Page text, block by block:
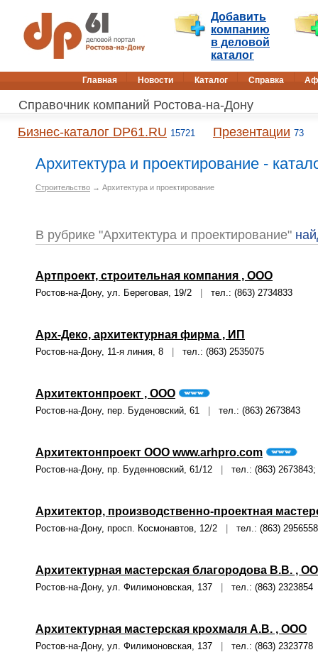
Добавить
компанию
в деловой
каталог
Главная Новости Каталог Справка
Справочник компаний Ростова-на-Дону
Бизнес-каталог DP61.RU 15721 Презентации 73
Архитектура и проектирование -
Строительство → Архитектура и проектирование
В рубрике "Архитектура и проектирование"
Артпроект, строительная компания , ООО
Ростов-на-Дону, ул. Береговая, 19/2 тел.: (863) 2734833
Арх-Деко, архитектурная фирма , ИП
Ростов-на-Дону, 11-я линия, 8 тел.: (863) 2535075
Архитектонпроект , ООО
Ростов-на-Дону, пер. Буденовский, 61 тел.: (863) 2673843
Архитектонпроект ООО www.arhpro.com
Ростов-на-Дону, пр. Буденновский, 61/12 тел.: (863) 2673843;
Архитектор, производственно-проектная
Ростов-на-Дону, просп. Космонавтов, 12/2 тел.: (863) 2956558
Архитектурная мастерская благородова В.В. ,
Ростов-на-Дону, ул. Филимоновская, 137 тел.: (863) 2323854
Архитектурная мастерская крохмаля А.В. , ООО
Ростов-на-Дону, ул. Филимоновская, 137 тел.: (863) 2323778